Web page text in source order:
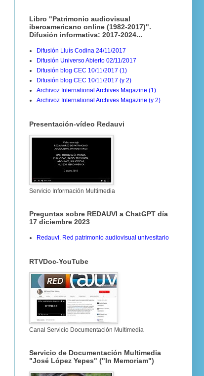
Libro "Patrimonio audiovisual
iberoamericano online (1982-2017)".
Difusión informativa: 2017-2024...
Difusión Lluís Codina 24/11/2017
Difusión Universo Abierto 02/11/2017
Difusión blog CEC 10/11/2017 (1)
Difusión blog CEC 10/11/2017 (y 2)
Archivoz International Archives Magazine (1)
Archivoz International Archives Magazine (y 2)
Presentación-vídeo Redauvi
Servicio Información Multimedia
Preguntas sobre REDAUVI a ChatGPT día
17 diciembre 2023
Redauvi. Red patrimonio audiovisual univesitario
RTVDoc-YouTube
Canal Servicio Documentación Multimedia
Servicio de Documentación Multimedia
"José López Yepes" ("In Memoriam")